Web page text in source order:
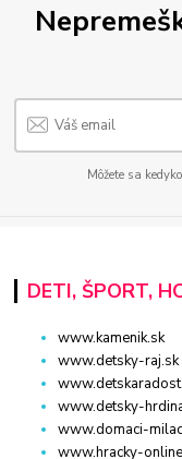
Môžete sa
DETI, ŠPORT,
www.kamenik.sk
www.detsky-raj.sk
www.detsky-
www.domaci-
www.hracky-